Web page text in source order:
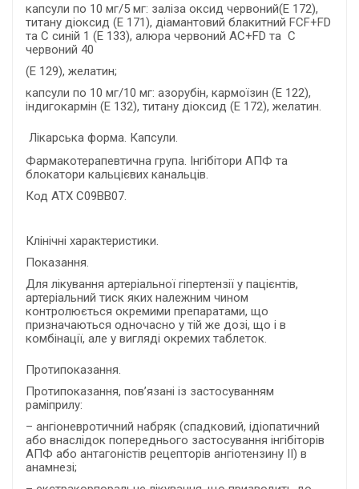
капсули по 10 мг/5 мг: заліза оксид червоний(Е 172),
титану діоксид (Е 171), діамантовий блакитний FCF+FD
та С синій 1 (Е 133), алюра червоний AC+FD та C
червоний 40
(Е 129), желатин;
капсули по 10 мг/10 мг: азорубін, кармоїзин (Е 122),
індигокармін (Е 132), титану діоксид (Е 172), желатин.
Лікарська форма. Капсули.
Фармакотерапевтична група. Інгібітори АПФ та
блокатори кальцієвих канальців.
Код АТХ C09BB07.
Клінічні характеристики.
Показання.
Для лікування артеріальної гіпертензії у пацієнтів,
артеріальний тиск яких належним чином
контролюється окремими препаратами, що
призначаються одночасно у тій же дозі, що і в
комбінації, але у вигляді окремих таблеток.
Протипоказання.
Протипоказання, пов’язані із застосуванням
раміприлу:
– ангіоневротичний набряк (спадковий, ідіопатичний
або внаслідок попереднього застосування інгібіторів
АПФ або антагоністів рецепторів ангіотензину ІІ) в
анамнезі;